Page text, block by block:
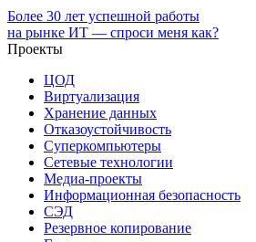
Более 30 лет успешной работы
на рынке ИТ — спроси меня как?
Проекты
ЦОД
Виртуализация
Хранение данных
Отказоустойчивость
Суперкомпьютеры
Сетевые технологии
Медиа-проекты
Информационная безопасность
СЭД
Резервное копирование